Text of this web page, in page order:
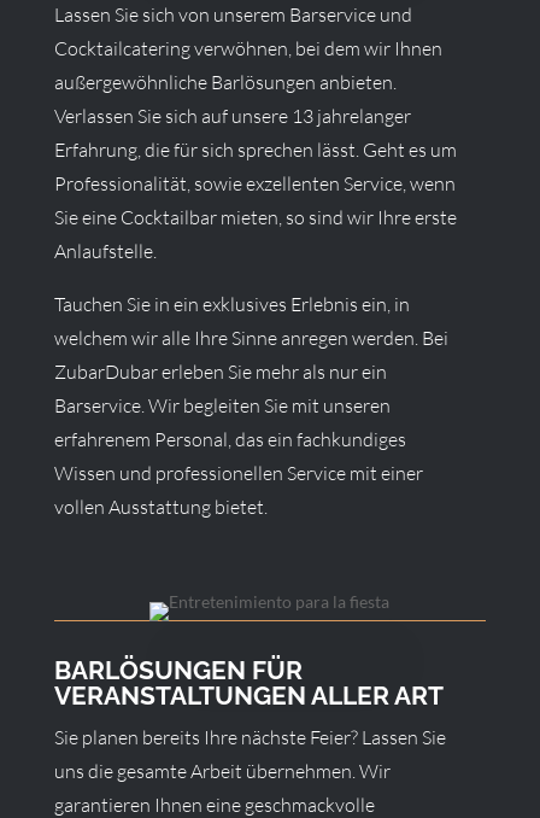
Lassen Sie sich von unserem Barservice und
Cocktailcatering verwöhnen, bei dem wir Ihnen
außergewöhnliche Barlösungen anbieten.
Verlassen Sie sich auf unsere 13 jahrelanger
Erfahrung, die für sich sprechen lässt. Geht es um
Professionalität, sowie exzellenten Service, wenn
Sie eine Cocktailbar mieten, so sind wir Ihre erste
Anlaufstelle.
Tauchen Sie in ein exklusives Erlebnis ein, in
welchem wir alle Ihre Sinne anregen werden. Bei
ZubarDubar erleben Sie mehr als nur ein
Barservice. Wir begleiten Sie mit unseren
erfahrenem Personal, das ein fachkundiges
Wissen und professionellen Service mit einer
vollen Ausstattung bietet.
BARLÖSUNGEN FÜR
VERANSTALTUNGEN ALLER ART
Sie planen bereits Ihre nächste Feier? Lassen Sie
uns die gesamte Arbeit übernehmen. Wir
garantieren Ihnen eine geschmackvolle